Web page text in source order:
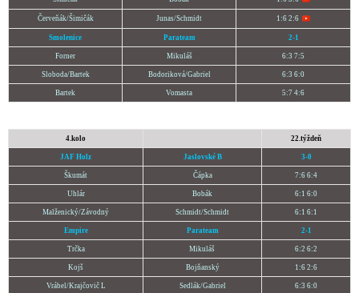
Červeňák/Šimičák Junas/Schmidt 1:6 2:6
Smolenice Parateam 2-1
Forner Mikuláš 6:3 7:5
Sloboda/Bartek Bodoriková/Gabriel 6:3 6:0
Bartek Vomasta 5:7 4:6
4.kolo 22.týždeň
JAF Holz Jaslovské B 3-0
Škumát Čápka 7:6 6:4
Uhlár Bobák 6:1 6:0
Malženický/Závodný Schmidt/Schmidt 6:1 6:1
Empire Parateam 2-1
Trčka Mikuláš 6:2 6:2
Kojš Bojňanský 1:6 2:6
Vrábel/Krajčovič L Sedlák/Gabriel 6:3 6:0